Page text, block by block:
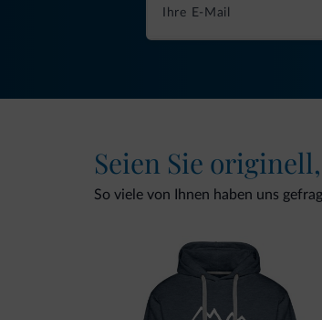
Seien Sie
So viele von Ihnen haben uns